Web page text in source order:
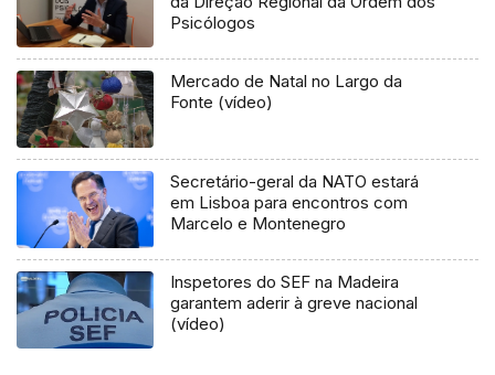
Psicólogos
Mercado de Natal no Largo da
Fonte (vídeo)
Secretário-geral da NATO estará
em Lisboa para encontros com
Marcelo e Montenegro
Inspetores do SEF na Madeira
garantem aderir à greve nacional
(vídeo)